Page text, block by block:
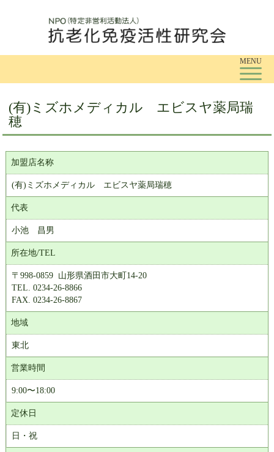
MENU
(有)ミズホメディカル エビスヤ薬局瑞
穂
加盟店名称
(有)ミズホメディカル エビスヤ薬局瑞穂
代表
小池 昌男
所在地/TEL
〒998-0859 山形県酒田市大町14-20
TEL. 0234-26-8866
FAX. 0234-26-8867
地域
東北
営業時間
9:00〜18:00
定休日
日・祝